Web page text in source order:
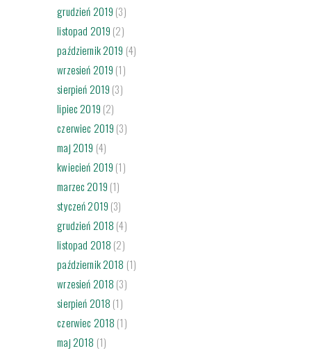
grudzień 2019 (3)
listopad 2019 (2)
październik 2019 (4)
wrzesień 2019 (1)
sierpień 2019 (3)
lipiec 2019 (2)
czerwiec 2019 (3)
maj 2019 (4)
kwiecień 2019 (1)
marzec 2019 (1)
styczeń 2019 (3)
grudzień 2018 (4)
listopad 2018 (2)
październik 2018 (1)
wrzesień 2018 (3)
sierpień 2018 (1)
czerwiec 2018 (1)
maj 2018 (1)